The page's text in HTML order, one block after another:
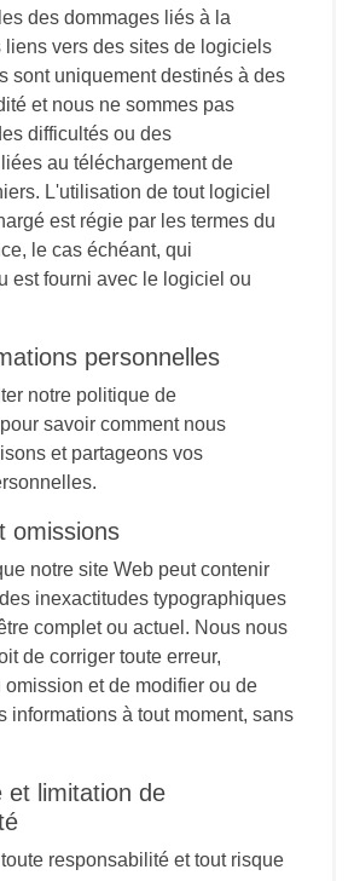
des dommages liés à la
liens vers des sites de logiciels
sont uniquement destinés à des
et nous ne sommes pas
difficultés ou des
au téléchargement de
L'utilisation de tout logiciel
est régie par les termes du
le cas échéant, qui
est fourni avec le logiciel ou
personnelles
notre politique de
savoir comment nous
et partageons vos
omissions
notre site Web peut contenir
inexactitudes typographiques
complet ou actuel. Nous nous
de corriger toute erreur,
omission et de modifier ou de
informations à tout moment, sans
et limitation de
responsabilité et tout risque